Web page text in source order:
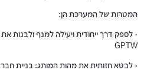
המטרות של המערכת הן:
• לספק דרך ייחודית ויעילה למנף ולבנות
GPTW
• לבטא חזותית את מהות המותג: בניית